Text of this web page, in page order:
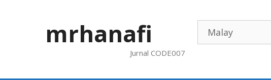
mrhanafi
Jurnal CODE007